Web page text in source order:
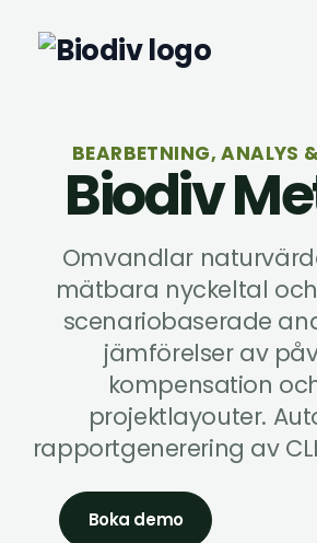
BEARBETNING, ANALYS
Biodiv
Omvandlar
mätbara nyckeltal
scenariobaserade
jämförelser av
kompensation
projektlayouter.
rapportgenerering av
Boka demo